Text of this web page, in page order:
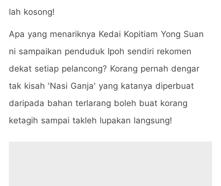
lah kosong!
Apa yang menariknya Kedai Kopitiam Yong Suan
ni sampaikan penduduk Ipoh sendiri rekomen
dekat setiap pelancong? Korang pernah dengar
tak kisah 'Nasi Ganja' yang katanya diperbuat
daripada bahan terlarang boleh buat korang
ketagih sampai takleh lupakan langsung!